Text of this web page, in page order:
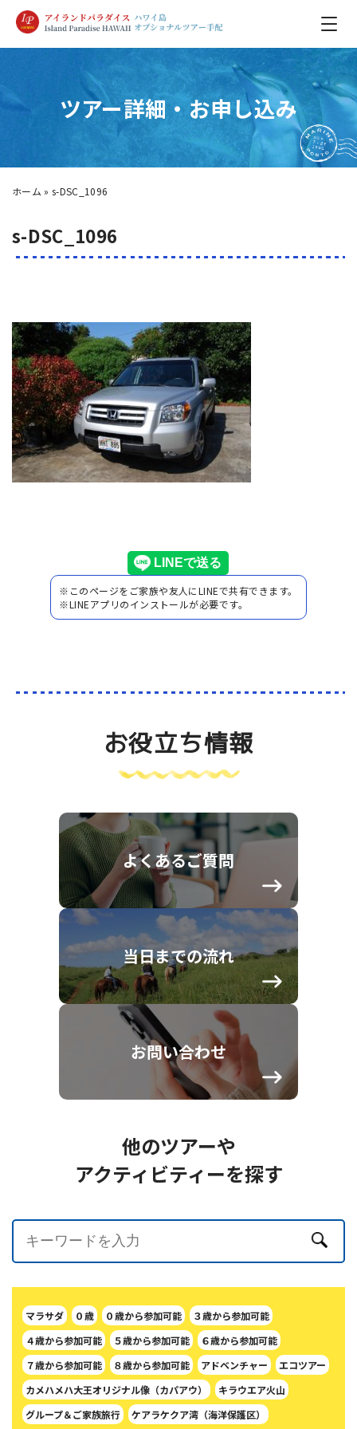
ツアー詳細・お申し込み
ホーム » s-DSC_1096
s-DSC_1096
※このページをご家族や友人にLINEで共有できます。
※LINEアプリのインストールが必要です。
お役立ち情報
よくあるご質問
当日までの流れ
お問い合わせ
他のツアーや
アクティビティーを探す
マラサダ ０歳 ０歳から参加可能
３歳から参加可能
４歳から参加可能
５歳から参加可能
６歳から参加可能
７歳から参加可能
８歳から参加可能 アドベンチャー
エコツアー
カメハメハ大王オリジナル像（カパアウ）
キラウエア火山
グループ＆ご家族旅行
ケアラケクア湾（海洋保護区）